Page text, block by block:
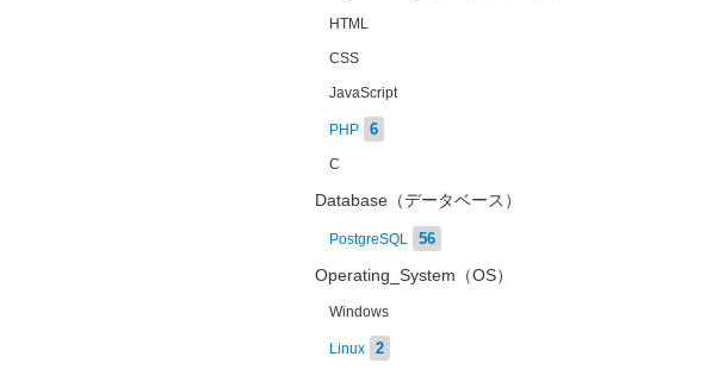
HTML
CSS
JavaScript
PHP 6
C
Database（データベース）
PostgreSQL 56
Operating_System（OS）
Windows
Linux 2